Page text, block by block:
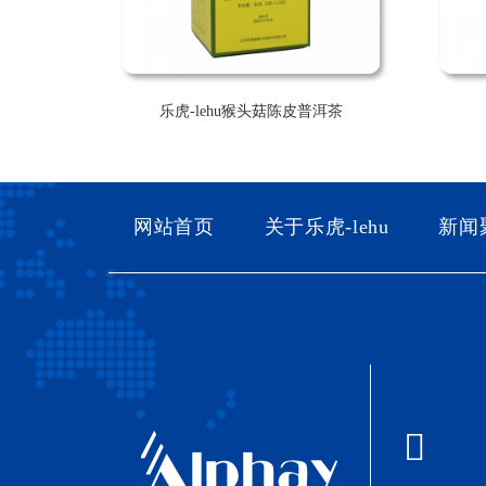
乐虎-lehu猴头菇陈皮普洱茶
网站首页 关于乐虎-lehu 新闻